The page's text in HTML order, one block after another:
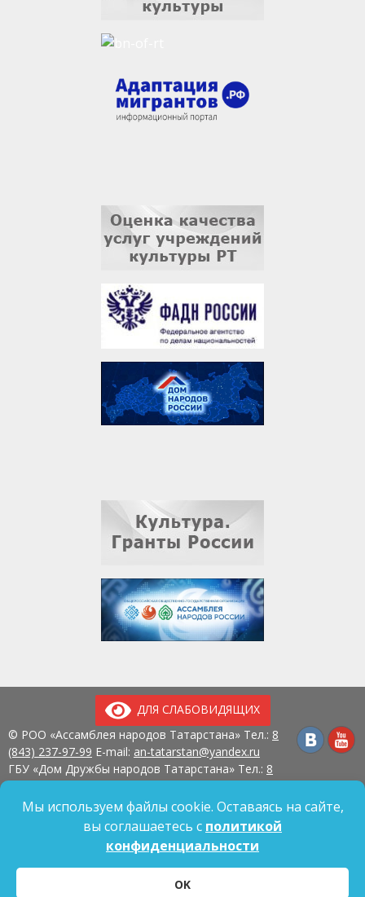
ДЛЯ СЛАБОВИДЯЩИХ
© РОО «Ассамблея народов Татарстана» Тел.: 8
(843) 237-97-99 E-mail: an-tatarstan@yandex.ru
ГБУ «Дом Дружбы народов Татарстана» Тел.: 8
420107, г. Казань, ул. Павлюхина, д. 57
Политика обработки персональных данных
Согласие на обработку персональных данных
Мы используем файлы cookie. Оставаясь на сайте,
вы соглашаетесь с политикой
конфиденциальности
OK